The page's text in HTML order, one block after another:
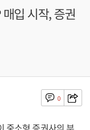
입 시작, 증권
0